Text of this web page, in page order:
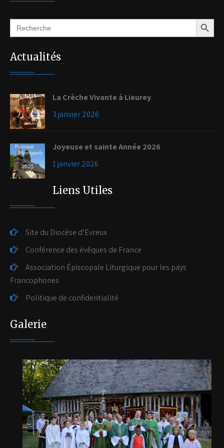
Search
for:
Search Button
Actualités
La Crèche Vivante à Lieurey
3 janvier 2026
Joyeuse et sainte Année 2026
1 janvier 2026
Liens Utiles
Site du Diocèse d’Evreux
Conférence des évêques de France
Association Épiscopale Liturgique pour les pays
Francophones
Politique de confidentialité
Galerie